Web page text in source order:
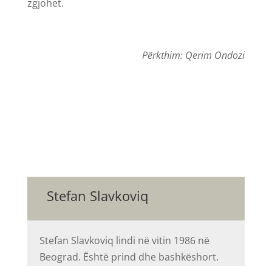
zgjohet.
Përkthim: Qerim Ondozi
Stefan Slavkoviq
Stefan Slavkoviq lindi në vitin 1986 në
Beograd. Është prind dhe bashkëshort.